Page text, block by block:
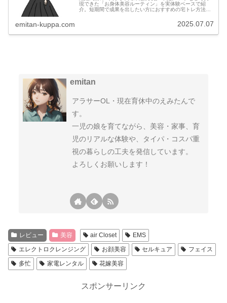
現できた「お身体美容ルーティン」を実体験ベースで紹
介。短期間で成果を出したい方におすすめの宅トレ方法も
emitan-kuppa.com 2025.07.07
emitan
アラサーOL・現在育休中のえみたんで
す。
一児の娘を育てながら、美容・家事、育
児のリアルな体験や、タイパ・コスパ重
視の暮らしの工夫を発信しています。
よろしくお願いします！
レビュー 美容 air Closet
EMS
エレクトロクレンジング
お顔美容 セルキュア
フェイス
多忙
家電レンタル 花嫁美容
スポンサーリンク